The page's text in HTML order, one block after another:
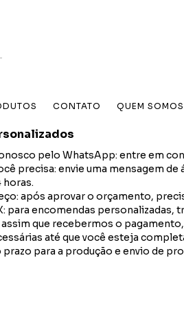
CONTATO QUEM SOMOS
pelo WhatsApp: entre em
precisa: envie uma mensagem
horas.
após aprovar o orçamento,
para encomendas personalizadas,
assim que recebermos o
até que você esteja
prazo para a produção e envio de